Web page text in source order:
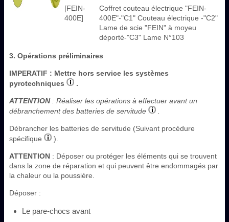
[FEIN-
400E]
Coffret couteau électrique "FEIN-
400E"-"C1" Couteau électrique -"C2"
Lame de scie "FEIN" à moyeu
déporté-"C3" Lame N°103
3. Opérations préliminaires
IMPERATIF : Mettre hors service les systèmes
pyrotechniques
.
ATTENTION: Réaliser les opérations à effectuer avant un
débranchement des batteries de servitude
Débrancher les batteries de servitude (Suivant procédure
spécifique
).
ATTENTION : Déposer ou protéger les éléments qui se trouvent
dans la zone de réparation et qui peuvent être endommagés par
la chaleur ou la poussière.
Déposer :
Le pare-chocs avant